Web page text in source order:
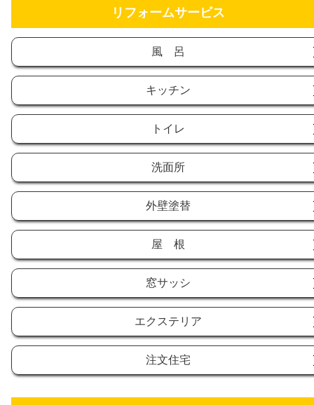
リフォームサービス
風 呂
キッチン
トイレ
洗面所
外壁塗替
屋 根
窓サッシ
エクステリア
注文住宅